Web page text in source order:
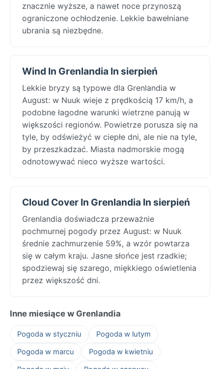
znacznie wyższe, a nawet noce przynoszą
ograniczone ochłodzenie. Lekkie bawełniane
ubrania są niezbędne.
Wind In Grenlandia In sierpień
Lekkie bryzy są typowe dla Grenlandia w
August: w Nuuk wieje z prędkością 17 km/h, a
podobne łagodne warunki wietrzne panują w
większości regionów. Powietrze porusza się na
tyle, by odświeżyć w ciepłe dni, ale nie na tyle,
by przeszkadzać. Miasta nadmorskie mogą
odnotowywać nieco wyższe wartości.
Cloud Cover In Grenlandia In sierpień
Grenlandia doświadcza przeważnie
pochmurnej pogody przez August: w Nuuk
średnie zachmurzenie 59%, a wzór powtarza
się w całym kraju. Jasne słońce jest rzadkie;
spodziewaj się szarego, miękkiego oświetlenia
przez większość dni.
Inne miesiące w Grenlandia
Pogoda w styczniu
Pogoda w lutym
Pogoda w marcu
Pogoda w kwietniu